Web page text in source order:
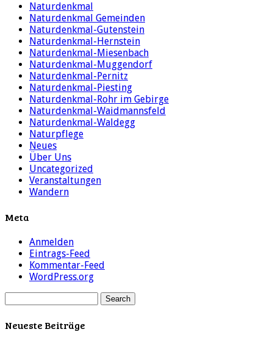
Naturdenkmal
Naturdenkmal Gemeinden
Naturdenkmal-Gutenstein
Naturdenkmal-Hernstein
Naturdenkmal-Miesenbach
Naturdenkmal-Muggendorf
Naturdenkmal-Pernitz
Naturdenkmal-Piesting
Naturdenkmal-Rohr im Gebirge
Naturdenkmal-Waidmannsfeld
Naturdenkmal-Waldegg
Naturpflege
Neues
Über Uns
Uncategorized
Veranstaltungen
Wandern
Meta
Anmelden
Eintrags-Feed
Kommentar-Feed
WordPress.org
Neueste Beiträge